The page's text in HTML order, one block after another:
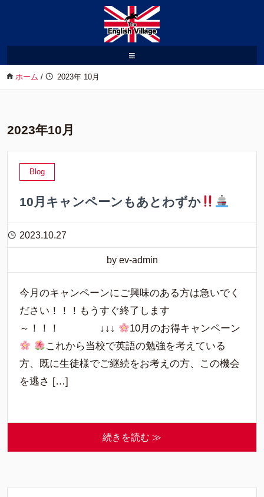
≡
ホーム / 2023年 10月
2023年10月
Blog
10月キャンペーンもあとわずか
2023.10.27
by ev-admin
今月のキャンペーンにご興味のある方は急いでく
ださい！！！もうすぐ終了します
～！！！ ↓↓↓
10月のお得キャンペーン
これから当校で英語の勉強を考えている
方、既に生徒様でご継続をお考えの方、この機会
を逃さ […]
続きを読む ≫